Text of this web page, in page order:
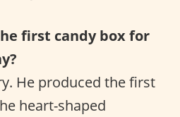
first candy box for
He produced the first
heart-shaped